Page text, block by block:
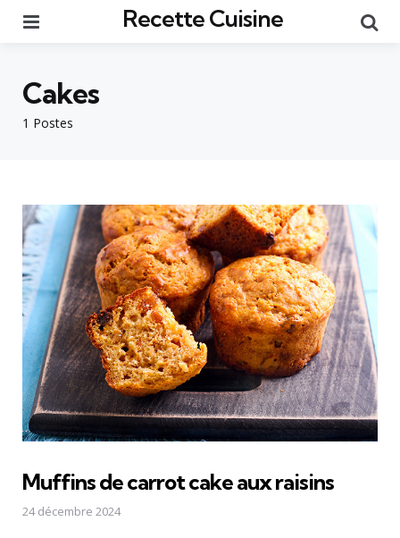
Recette Cuisine
1 Postes
Cakes
Muffins de carrot cake aux raisins
24 décembre 2024